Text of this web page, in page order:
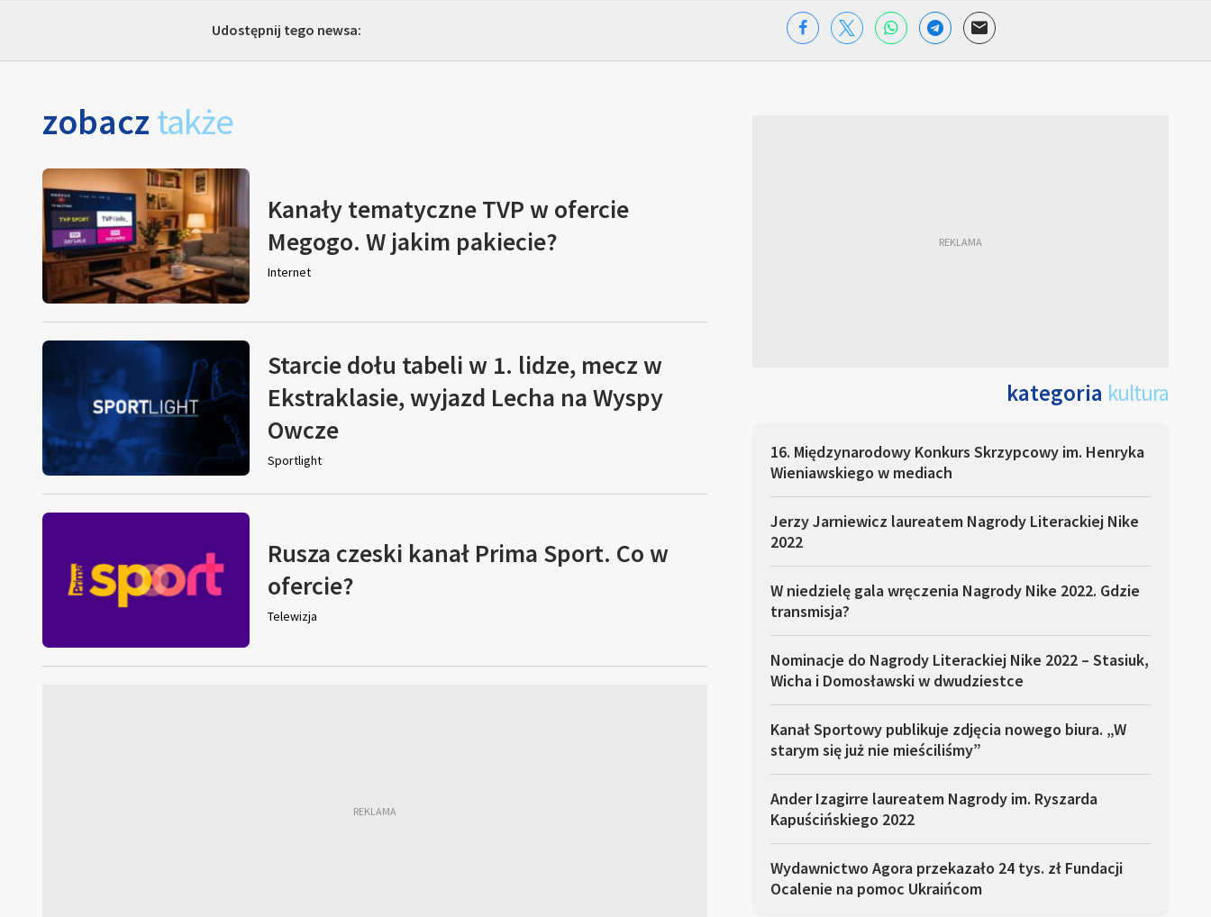
Udostępnij tego newsa:
zobacz także
Kanały tematyczne TVP w ofercie
Megogo. W jakim pakiecie?
Internet
Starcie dołu tabeli w 1. lidze, mecz w
Ekstraklasie, wyjazd Lecha na Wyspy
Owcze
Sportlight
Rusza czeski kanał Prima Sport. Co w
ofercie?
Telewizja
kategoria kultura
16. Międzynarodowy Konkurs Skrzypcowy im. Henryka
Wieniawskiego w mediach
Jerzy Jarniewicz laureatem Nagrody Literackiej Nike
2022
W niedzielę gala wręczenia Nagrody Nike 2022. Gdzie
transmisja?
Nominacje do Nagrody Literackiej Nike 2022 – Stasiuk,
Wicha i Domosławski w dwudziestce
Kanał Sportowy publikuje zdjęcia nowego biura. „W
starym się już nie mieściliśmy”
Ander Izagirre laureatem Nagrody im. Ryszarda
Kapuścińskiego 2022
Wydawnictwo Agora przekazało 24 tys. zł Fundacji
Ocalenie na pomoc Ukraińcom